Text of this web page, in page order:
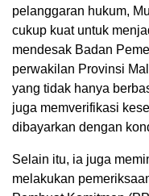
pelanggaran hukum,
cukup kuat untuk
mendesak Badan
perwakilan Provinsi
yang tidak hanya
juga memverifikasi
dibayarkan dengan
Selain itu, ia juga
melakukan